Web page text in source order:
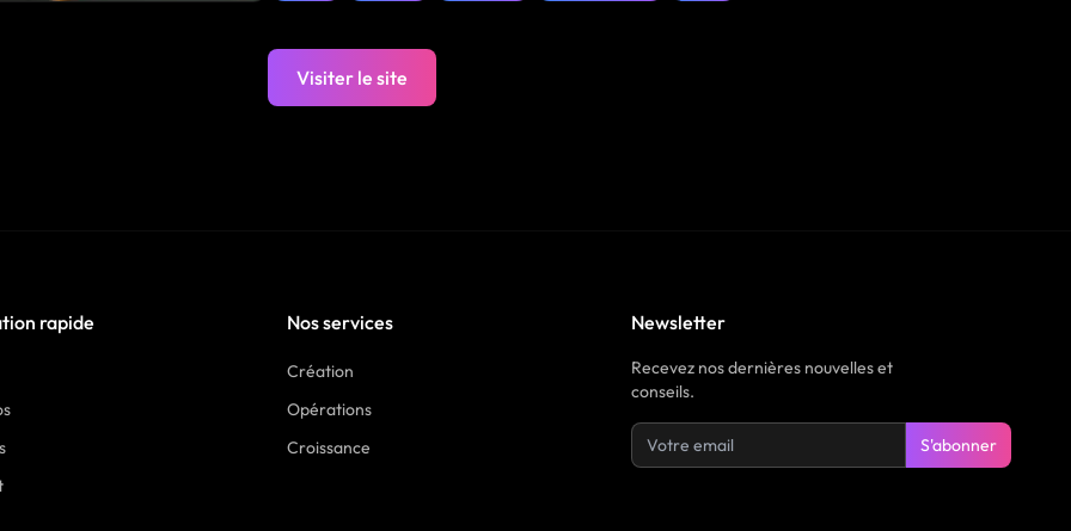
Visiter le site
rapide Nos services
Création
Opérations
Croissance
Newsletter
Recevez nos dernières nouvelles et
conseils.
S'abonner